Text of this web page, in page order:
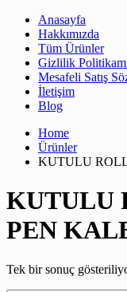
Anasayfa
Hakkımızda
Tüm Ürünler
Gizlilik
Mesafeli Satış
İletişim
Blog
Home
Ürünler
KUTULU
KUTULU
PEN
Tek bir sonuç